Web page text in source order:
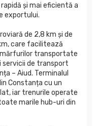
și mai eficientă a
exportului.
de 2,8 km și de
care facilitează
transportate
de transport
– Aiud. Terminalul
Constanța cu un
iar trenurile operate
marile hub-uri din